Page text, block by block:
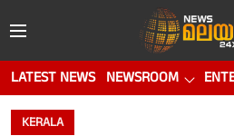
LATEST NEWS NEWSROOM
KERALA